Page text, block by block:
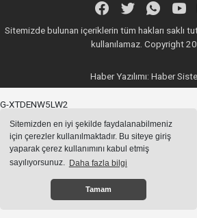
Sitemizden en iyi şekilde faydalanabilmeniz
için çerezler kullanılmaktadır. Bu siteye giriş
yaparak çerez kullanımını kabul etmiş
sayılıyorsunuz. Daha fazla bilgi
Tamam
Sitemizde bulunan içeriklerin tüm hakları saklı
kullanılamaz. Copyright
Haber Yazılımı: Haber
G-XTDENW5LW2